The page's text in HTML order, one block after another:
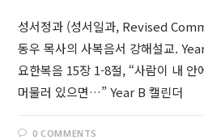
성서정과 (성서일과, Revised
동우 목사의 사복음서 강해설교.
요한복음 15장 1-8절, “사람이 내 안
머물러 있으면…” Year B 캘린더
0 COMMENTS